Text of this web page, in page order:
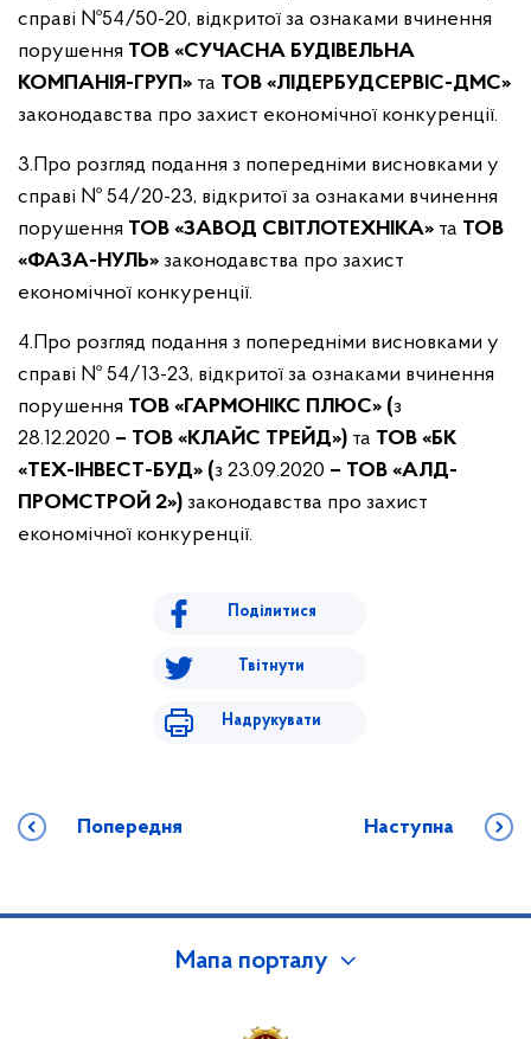
справі №54/50-20, відкритої за ознаками вчинення
порушення ТОВ «СУЧАСНА БУДІВЕЛЬНА
КОМПАНІЯ-ГРУП» та ТОВ «ЛІДЕРБУДСЕРВІС-ДМС»
законодавства про захист економічної конкуренції.
3.Про розгляд подання з попередніми висновками у
справі № 54/20-23, відкритої за ознаками вчинення
порушення ТОВ «ЗАВОД СВІТЛОТЕХНІКА» та ТОВ
«ФАЗА-НУЛЬ» законодавства про захист
економічної конкуренції.
4.Про розгляд подання з попередніми висновками у
справі № 54/13-23, відкритої за ознаками вчинення
порушення ТОВ «ГАРМОНІКС ПЛЮС» (з
28.12.2020 – ТОВ «КЛАЙС ТРЕЙД») та ТОВ «БК
«ТЕХ-ІНВЕСТ-БУД» (з 23.09.2020 – ТОВ «АЛД-
ПРОМСТРОЙ 2») законодавства про захист
економічної конкуренції.
Поділитися
Твітнути
Надрукувати
Попередня Наступна
Мапа порталу